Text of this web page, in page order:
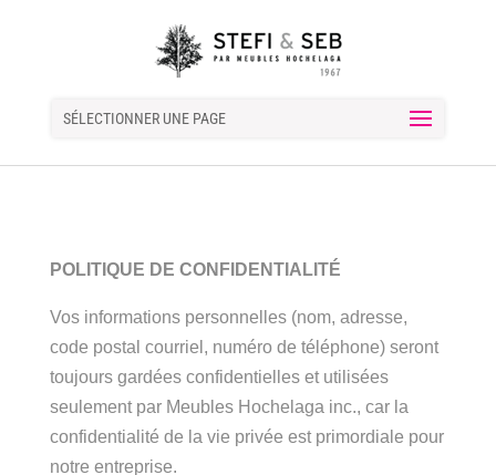
SÉLECTIONNER UNE PAGE
POLITIQUE DE CONFIDENTIALITÉ
Vos informations personnelles (nom, adresse,
code postal courriel, numéro de téléphone) seront
toujours gardées confidentielles et utilisées
seulement par Meubles Hochelaga inc., car la
confidentialité de la vie privée est primordiale pour
notre entreprise.